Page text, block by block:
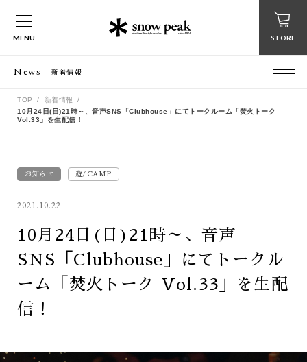
MENU STORE
News 新着情報
TOP
新着情報
10月24日(日)21時～、音声SNS「Clubhouse」にてトークルーム「焚火トーク
Vol.33」を生配信！
お知らせ 遊/CAMP
2021.10.22
10月24日(日)21時～、音声
SNS「Clubhouse」にてトークル
ーム「焚火トーク Vol.33」を生配
信！